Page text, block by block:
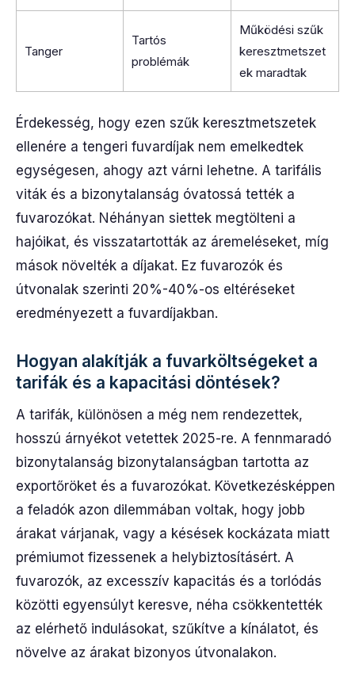
Tanger
Tartós
problémák
Működési szűk
keresztmetszet
ek maradtak
Érdekesség, hogy ezen szűk keresztmetszetek
ellenére a tengeri fuvardíjak nem emelkedtek
egységesen, ahogy azt várni lehetne. A tarifális
viták és a bizonytalanság óvatossá tették a
fuvarozókat. Néhányan siettek megtölteni a
hajóikat, és visszatartották az áremeléseket, míg
mások növelték a díjakat. Ez fuvarozók és
útvonalak szerinti 20%-40%-os eltéréseket
eredményezett a fuvardíjakban.
Hogyan alakítják a fuvarköltségeket a
tarifák és a kapacitási döntések?
A tarifák, különösen a még nem rendezettek,
hosszú árnyékot vetettek 2025-re. A fennmaradó
bizonytalanság bizonytalanságban tartotta az
exportőröket és a fuvarozókat. Következésképpen
a feladók azon dilemmában voltak, hogy jobb
árakat várjanak, vagy a késések kockázata miatt
prémiumot fizessenek a helybiztosításért. A
fuvarozók, az excesszív kapacitás és a torlódás
közötti egyensúlyt keresve, néha csökkentették
az elérhető indulásokat, szűkítve a kínálatot, és
növelve az árakat bizonyos útvonalakon.